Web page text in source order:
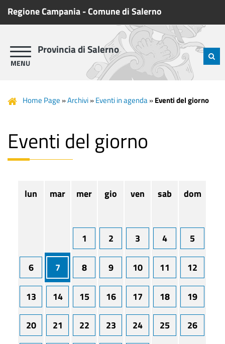
Regione Campania-Comune di Salerno
Provincia di Salerno
Home Page »Archivi»Eventi in agenda»Eventi del giorno
Eventi del giorno
lun mar mer gio ven sab dom
1 2 3 4 5
6 7 8 9 10 11 12
13 14 15 16 17 18 19
20 21 22 23 24 25 26